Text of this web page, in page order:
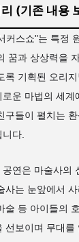
(기존 내용
커스쇼"는 특정
꿈과 상상력을
록 기획된 오리
로운 마법의 세계
구들이 펼치는
다.
연은 마술사의
사는 눈앞에서
술 등 아이들의
선보이며 무대